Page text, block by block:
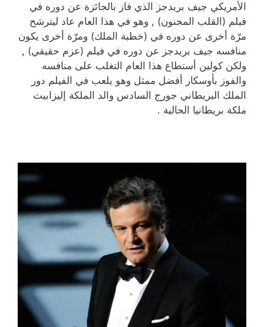
جيف بريدجز الذي فاز بالجائزة عن دوره في
(القلب المجنون) , وهو في هذا العام عاد ليترشح
عن دوره في (خطبة الملك) ومرّة أخرى يكون
جيف بريدجز عن دوره في فيلم (عزم حقيقي) ,
كولين أستطاع هذا العام التغلب على منافسه
بأوسكار أفضل ممثل وهو يلعب في الفيلم دور
البريطاني جورج السادس والد الملكة إليزابيث
الحالية .